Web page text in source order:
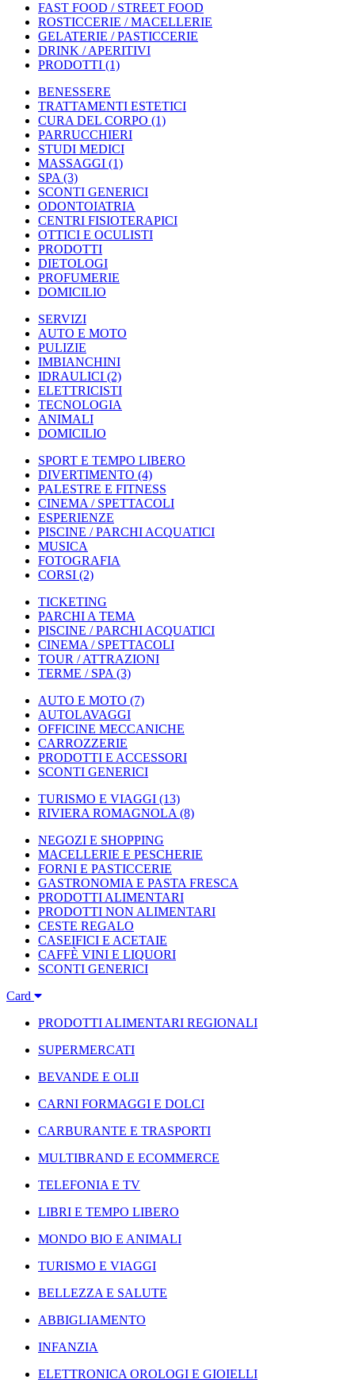
FAST FOOD / STREET FOOD
ROSTICCERIE / MACELLERIE
GELATERIE / PASTICCERIE
DRINK / APERITIVI
PRODOTTI (1)
BENESSERE
TRATTAMENTI ESTETICI
CURA DEL CORPO (1)
PARRUCCHIERI
STUDI MEDICI
MASSAGGI (1)
SPA (3)
SCONTI GENERICI
ODONTOIATRIA
CENTRI FISIOTERAPICI
OTTICI E OCULISTI
PRODOTTI
DIETOLOGI
PROFUMERIE
DOMICILIO
SERVIZI
AUTO E MOTO
PULIZIE
IMBIANCHINI
IDRAULICI (2)
ELETTRICISTI
TECNOLOGIA
ANIMALI
DOMICILIO
SPORT E TEMPO LIBERO
DIVERTIMENTO (4)
PALESTRE E FITNESS
CINEMA / SPETTACOLI
ESPERIENZE
PISCINE / PARCHI ACQUATICI
MUSICA
FOTOGRAFIA
CORSI (2)
TICKETING
PARCHI A TEMA
PISCINE / PARCHI ACQUATICI
CINEMA / SPETTACOLI
TOUR / ATTRAZIONI
TERME / SPA (3)
AUTO E MOTO (7)
AUTOLAVAGGI
OFFICINE MECCANICHE
CARROZZERIE
PRODOTTI E ACCESSORI
SCONTI GENERICI
TURISMO E VIAGGI (13)
RIVIERA ROMAGNOLA (8)
NEGOZI E SHOPPING
MACELLERIE E PESCHERIE
FORNI E PASTICCERIE
GASTRONOMIA E PASTA FRESCA
PRODOTTI ALIMENTARI
PRODOTTI NON ALIMENTARI
CESTE REGALO
CASEIFICI E ACETAIE
CAFFÈ VINI E LIQUORI
SCONTI GENERICI
Card
PRODOTTI ALIMENTARI REGIONALI
SUPERMERCATI
BEVANDE E OLII
CARNI FORMAGGI E DOLCI
CARBURANTE E TRASPORTI
MULTIBRAND E ECOMMERCE
TELEFONIA E TV
LIBRI E TEMPO LIBERO
MONDO BIO E ANIMALI
TURISMO E VIAGGI
BELLEZZA E SALUTE
ABBIGLIAMENTO
INFANZIA
ELETTRONICA OROLOGI E GIOIELLI